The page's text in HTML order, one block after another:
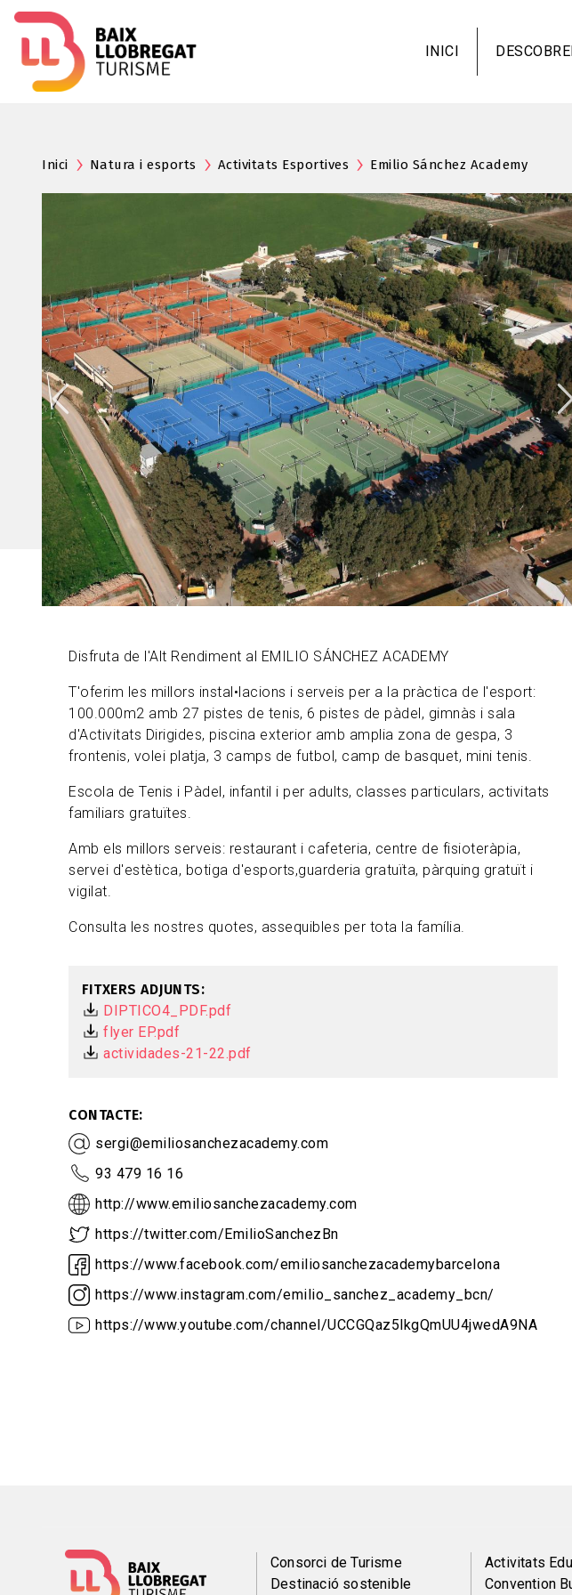
INICI
Inici Natura i esports Activitats Esportives Emilio Sánchez Academy
Disfruta de l'Alt Rendiment al EMILIO SÁNCHEZ ACADEMY
T'oferim les millors instal•lacions i serveis per a la pràctica de l'esport:
100.000m2 amb 27 pistes de tenis, 6 pistes de pàdel, gimnàs i sala
d'Activitats Dirigides, piscina exterior amb amplia zona de gespa, 3
frontenis, volei platja, 3 camps de futbol, camp de basquet, mini tenis.
Escola de Tenis i Pàdel, infantil i per adults, classes particulars, activitats
familiars gratuïtes.
Amb els millors serveis: restaurant i cafeteria, centre de fisioteràpia,
servei d'estètica, botiga d'esports,guarderia gratuïta, pàrquing gratuït i
vigilat.
Consulta les nostres quotes, assequibles per tota la família.
FITXERS ADJUNTS
DIPTICO4_PDF.pdf
flyer EP.pdf
actividades-21-22.pdf
CONTACTE
sergi@emiliosanchezacademy.com
93 479 16 16
http://www.emiliosanchezacademy.com
https://twitter.com/EmilioSanchezBn
https://www.facebook.com/emiliosanchezacademybarcelona
https://www.instagram.com/emilio_sanchez_academy_bcn/
https://www.youtube.com/channel/UCCGQaz5lkgQmUU4jwedA9NA
Menú
Consorci de Turisme
Destinació sostenible
Peu
Activitats
Convention